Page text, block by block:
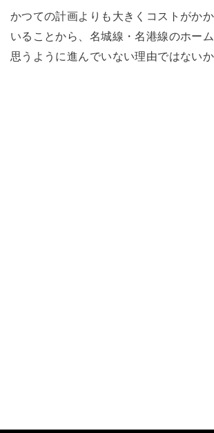
かつての計画よりも大きくコストがか
いることから、名城線・名港線のホー
思うように進んでいない理由ではないか